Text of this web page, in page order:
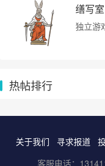
缮写
独立游
热帖排行
关于我们 寻求报道
客服电话：